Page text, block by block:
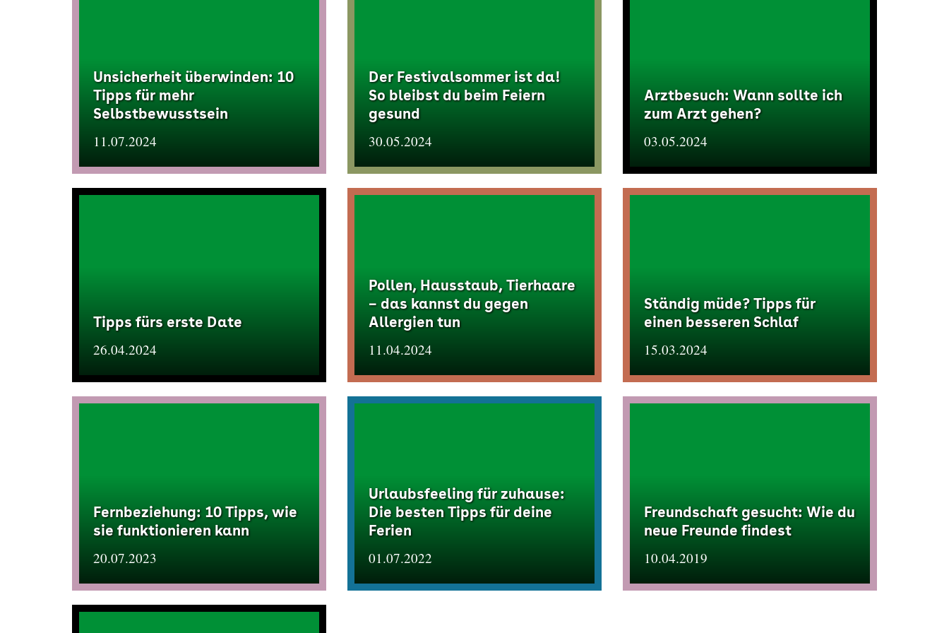
Unsicherheit überwinden: 10
Tipps für mehr
Selbstbewusstsein
11.07.2024
Der Festivalsommer ist da!
So bleibst du beim Feiern
gesund
30.05.2024
Arztbesuch: Wann sollte ich
zum Arzt gehen?
03.05.2024
Tipps fürs erste Date
26.04.2024
Pollen, Hausstaub, Tierhaare
– das kannst du gegen
Allergien tun
11.04.2024
Ständig müde? Tipps für
einen besseren Schlaf
15.03.2024
Fernbeziehung: 10 Tipps, wie
sie funktionieren kann
20.07.2023
Urlaubsfeeling für zuhause:
Die besten Tipps für deine
Ferien
01.07.2022
Freundschaft gesucht: Wie du
neue Freunde findest
10.04.2019